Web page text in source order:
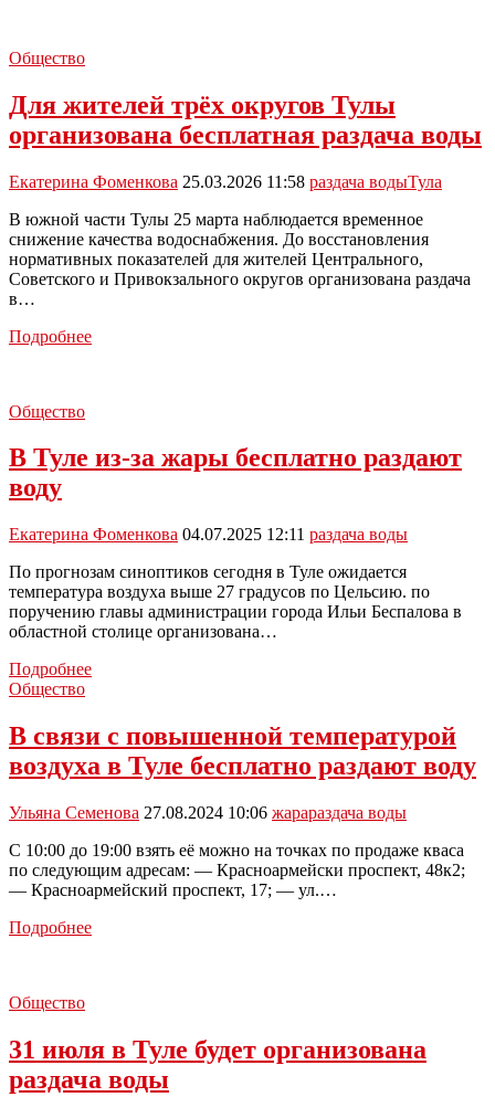
раздают
питьевую
воду
Общество
Для жителей трёх округов Тулы
организована бесплатная раздача воды
Екатерина Фоменкова 25.03.2026 11:58 раздача водыТула
В южной части Тулы 25 марта наблюдается временное
снижение качества водоснабжения. До восстановления
нормативных показателей для жителей Центрального,
Советского и Привокзального округов организована раздача
в…
ПодробнееДля
бесплатная
раздача
Общество
В Туле из-за жары бесплатно раздают
воду
Екатерина Фоменкова 04.07.2025 12:11 раздача воды
По прогнозам синоптиков сегодня в Туле ожидается
температура воздуха выше 27 градусов по Цельсию. по
поручению главы администрации города Ильи Беспалова в
областной столице организована…
ПодробнееВ
жары
бесплатно
воду
Общество
В связи с повышенной температурой
воздуха в Туле бесплатно раздают воду
Ульяна Семенова 27.08.2024 10:06 жарараздача воды
С 10:00 до 19:00 взять её можно на точках по продаже кваса
по следующим адресам: — Красноармейски проспект, 48к2;
— Красноармейский проспект, 17; — ул.…
ПодробнееВ
в
Туле
бесплатно
Общество
31 июля в Туле будет организована
раздача воды